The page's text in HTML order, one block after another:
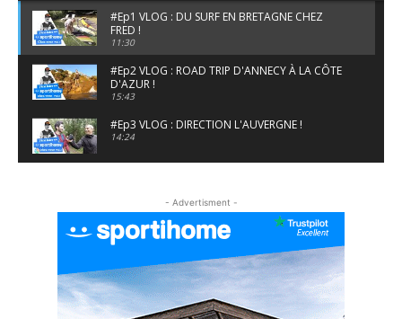
#Ep1 VLOG : DU SURF EN BRETAGNE CHEZ
FRED !
11:30
#Ep2 VLOG : ROAD TRIP D'ANNECY À LA CÔTE
D'AZUR !
15:43
#Ep3 VLOG : DIRECTION L'AUVERGNE !
14:24
#EP6 VLOG : SKI & RANDONNÉE DANS LES
ALPES
#EP7 VLOG : DE LA RAQUETTE EN PLEIN MILIEU
DU BEAUFORTAIN
04:09
- Advertisment -